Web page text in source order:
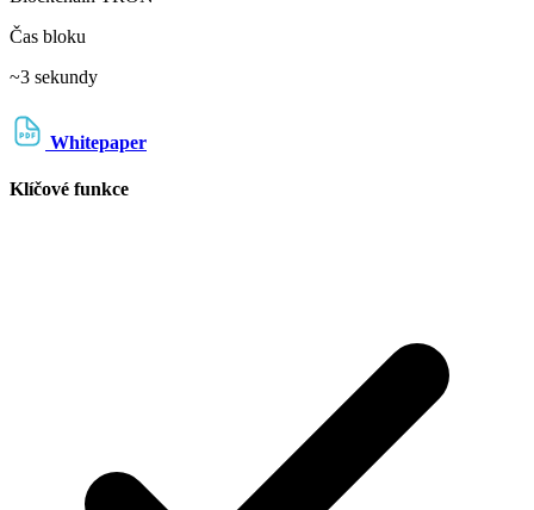
Čas bloku
~3 sekundy
Whitepaper
Klíčové funkce